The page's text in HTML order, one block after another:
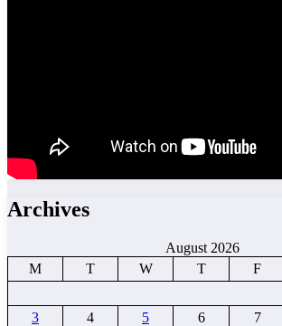
Archives
August 2026
M
T W T F
3
4 5 6 7